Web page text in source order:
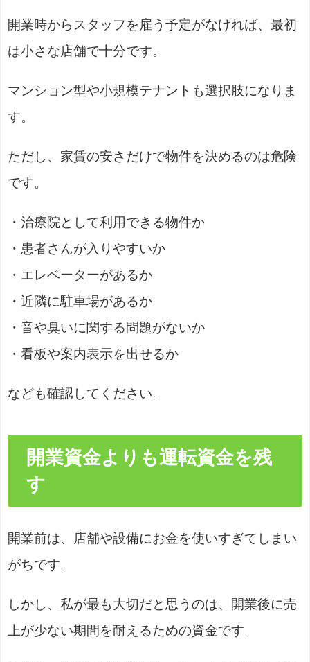
開業時からスタッフを雇う予定がなければ、最初
は小さな店舗で十分です。
マンション型や小規模テナントも選択肢になりま
す。
ただし、家賃の安さだけで物件を決めるのは危険
です。
・治療院として利用できる物件か
・患者さんが入りやすいか
・エレベーターがあるか
・近隣に駐車場があるか
・音や臭いに関する問題がないか
・看板や案内表示を出せるか
なども確認してください。
開業資金よりも運転資金を残
す
開業前は、店舗や設備にお金を使いすぎてしまい
がちです。
しかし、私が最も大切だと思うのは、開業後に売
上が少ない期間を耐えるための資金です。